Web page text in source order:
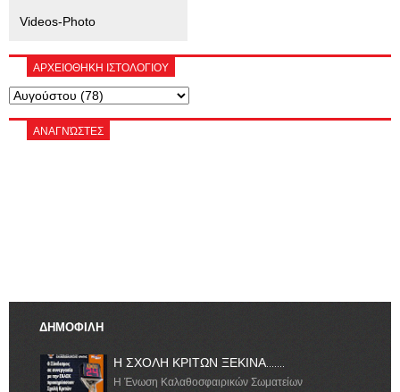
Videos-Photo
ΑΡΧΕΙΟΘΗΚΗ ΙΣΤΟΛΟΓΙΟΥ
ΑΝΑΓΝΏΣΤΕΣ
ΔΗΜΟΦΙΛΗ
Η ΣΧΟΛΗ ΚΡΙΤΩΝ ΞΕΚΙΝΑ.......
Η Ένωση Καλαθοσφαιρικών Σωματείων